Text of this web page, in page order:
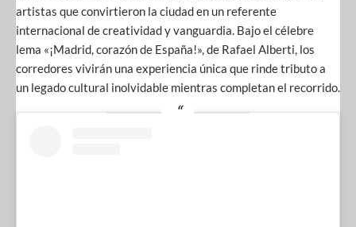
artistas que convirtieron la ciudad en un referente
internacional de creatividad y vanguardia. Bajo el célebre
lema «¡Madrid, corazón de España!», de Rafael Alberti, los
corredores vivirán una experiencia única que rinde tributo a
un legado cultural inolvidable mientras completan el recorrido.